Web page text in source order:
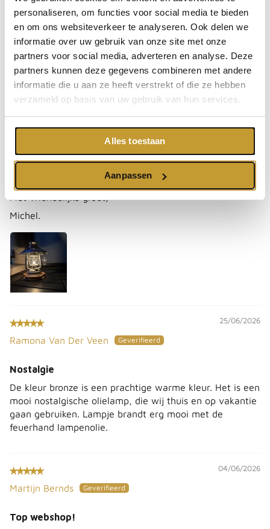
personaliseren, om functies voor social media te bieden
en om ons websiteverkeer te analyseren. Ook delen we
informatie over uw gebruik van onze site met onze
partners voor social media, adverteren en analyse. Deze
partners kunnen deze gegevens combineren met andere
informatie die u aan ze heeft verstrekt of die ze hebben
verzameld op basis van uw gebruik van hun services.
Alles toestaan
Aanpassen
Michel Geus de
Top stormlamp de Feuerhand 276 had er eentje
besteld nu nog een
Top stormlamp de Feuerhand 276 had er eentje besteld
nu nog een.
Gezellig voor op je terras met houten onderzetter en
Een echte sfeer maker voor in de avond met een hapje
Goede en snelle service, vriendelijk in het contact.
Dit heb jij nog nooit meegemaakt met een webshop
telefonisch bereikbaar en via de mail.
Met vriendelijke groet,
Michel.
25/06/2026
Ramona Van Der Veen
Nostalgie
De kleur bronze is een prachtige warme kleur. Het is een
mooi nostalgische olielamp, die wij thuis en op vakantie
gaan gebruiken. Lampje brandt erg mooi met de
feuerhand lampenolie.
04/06/2026
Martijn Bernds
Top webshop!